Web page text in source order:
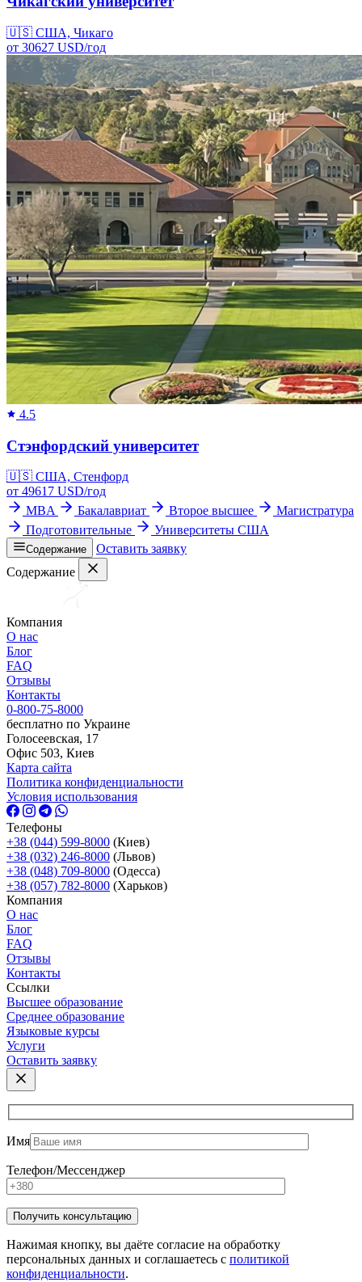
🇺🇸 США, Чикаго
от 30627 USD/год
4.5
Стэнфордский университет
🇺🇸 США, Стенфорд
от 49617 USD/год
MBA
Бакалавриат Второе высшее
Магистратура
Подготовительные
Университеты США
Содержание
Оставить заявку
Содержание
Компания
О нас
Блог
FAQ
Отзывы
Контакты
0-800-75-8000
бесплатно по Украине
Голосеевская, 17
Офис 503, Киев
Карта сайта
Политика конфиденциальности
Условия использования
Телефоны
+38 (044) 599-8000 (Киев)
+38 (032) 246-8000 (Львов)
+38 (048) 709-8000 (Одесcа)
+38 (057) 782-8000 (Харьков)
Компания
О нас
Блог
FAQ
Отзывы
Контакты
Ссылки
Высшее образование
Среднее образование
Языковые курсы
Услуги
Оставить заявку
Имя
Телефон/Мессенджер
Нажимая кнопку, вы даёте согласие на обработку
персональных данных и соглашаетесь с политикой
конфиденциальности.